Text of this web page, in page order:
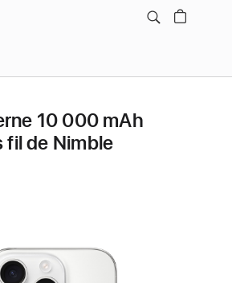
10 000 mAh
fil de Nimble